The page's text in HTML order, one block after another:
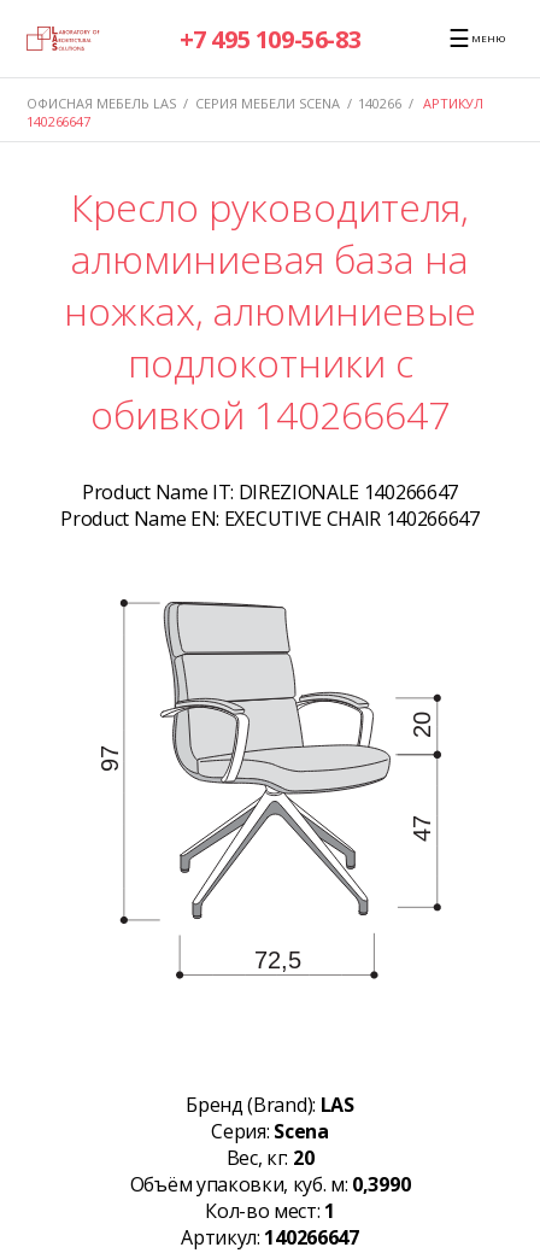
+7 495 109-56-83 ☰ МЕНЮ
ОФИСНАЯ МЕБЕЛЬ LAS / СЕРИЯ МЕБЕЛИ SCENA / 140266 / АРТИКУЛ
140266647
Кресло руководителя,
алюминиевая база на
ножках, алюминиевые
подлокотники с
обивкой 140266647
Product Name IT: DIREZIONALE 140266647
Product Name EN: EXECUTIVE CHAIR 140266647
Бренд (Brand): LAS
Серия: Scena
Вес, кг: 20
Объём упаковки, куб. м: 0,3990
Кол-во мест: 1
Артикул: 140266647